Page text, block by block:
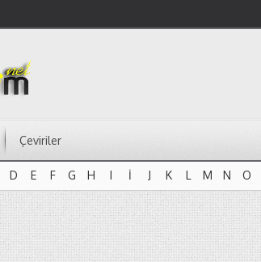
Çeviriler
D E F G H I İ J K L M N O
D E F G H I İ J K L M N O